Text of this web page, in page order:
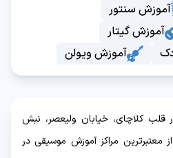
آموزش سنتور
آموزش گیتار
آموزش ویولن
قلب کلاچای، خیابان ولیعصر، نبش
معتبرترین مراکز آموزش موسیقی در